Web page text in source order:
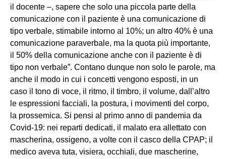
il docente –, sapere che solo una piccola parte della
comunicazione con il paziente è una comunicazione di
tipo verbale, stimabile intorno al 10%; un altro 40% è una
comunicazione paraverbale, ma la quota più importante,
il 50% della comunicazione anche con il paziente è di
tipo non verbale”. Contano dunque non solo le parole, ma
anche il modo in cui i concetti vengono esposti, in un
caso il tono di voce, il ritmo, il timbro, il volume, dall’altro
le espressioni facciali, la postura, i movimenti del corpo,
la prossemica. Si pensi al primo anno di pandemia da
Covid-19: nei reparti dedicati, il malato era allettato con
mascherina, ossigeno, a volte con il casco della CPAP; il
medico aveva tuta, visiera, occhiali, due mascherine,